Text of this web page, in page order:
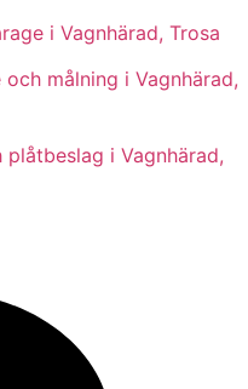
i Vagnhärad, Trosa
målning i Vagnhärad,
i Vagnhärad,